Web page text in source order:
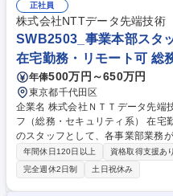
ドリブンなワークプレイス改善 募集職種 【総務/ファシリティマネジメン
ト】リモート可/ユニコーン企業『
正社員
株式会社NTTデータ先端技術
SWB2503_事業本部スタ
在宅勤務・リモート可 総
年俸500万円～650万円
東京都千代田区
企業名 株式会社ＮＴＴデータ先端技術 求人名 SWB2503_事業本部
フ（総務・セキュリティ系） 在宅勤務・リモー
のスタッフとして、各事業部業務
スタッフ部門と連携して業務運営
務・セキュリティ・PMO・人事領
きます。 ■総務系：労務管理/物品
キュリティ系：ISMS推進/各種セ
年間休日120日以上 資格取得支援あり
完全週休2日制
土日祝休み